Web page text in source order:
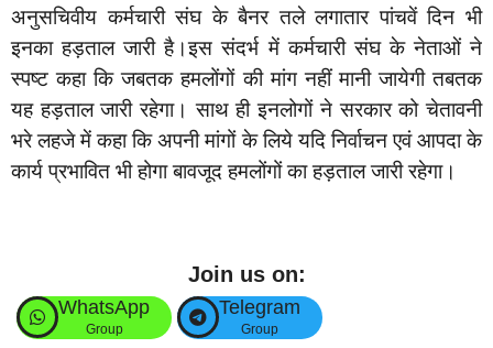
अनुसचिवीय कर्मचारी संघ के बैनर तले लगातार पांचवें दिन भी
इनका हड़ताल जारी है।इस संदर्भ में कर्मचारी संघ के नेताओं ने
स्पष्ट कहा कि जबतक हमलोंगों की मांग नहीं मानी जायेगी तबतक
यह हड़ताल जारी रहेगा। साथ ही इनलोगों ने सरकार को चेतावनी
भरे लहजे में कहा कि अपनी मांगों के लिये यदि निर्वाचन एवं आपदा के
कार्य प्रभावित भी होगा बावजूद हमलोंगों का हड़ताल जारी रहेगा।
Join us on:
WhatsApp
Group
Telegram
Group